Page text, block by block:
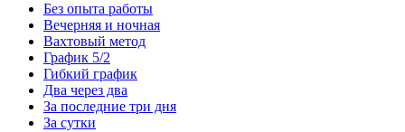
Без опыта работы
Вечерняя и ночная
Вахтовый метод
График 5/2
Гибкий график
Два через два
За последние три дня
За сутки